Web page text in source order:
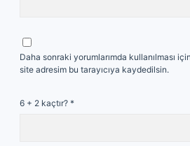
Daha sonraki yorumlarımda kullanılması
site adresim bu tarayıcıya kaydedilsin.
6 + 2 kaçtır? *